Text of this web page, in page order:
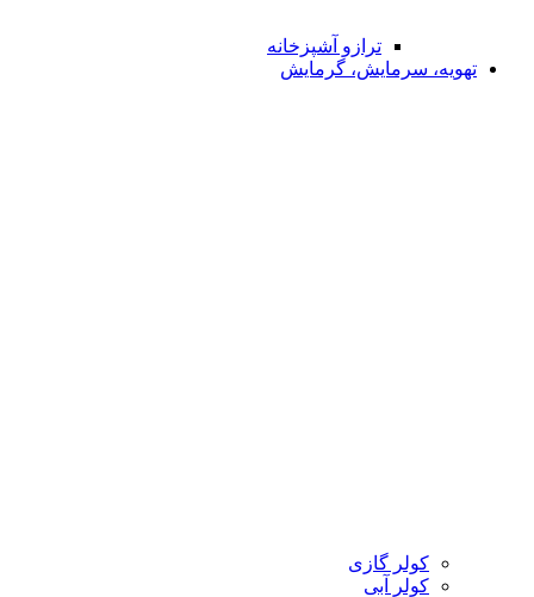
ترازو آشپزخانه
تهویه، سرمایش، گرمایش
کولر گازی
کولر آبی